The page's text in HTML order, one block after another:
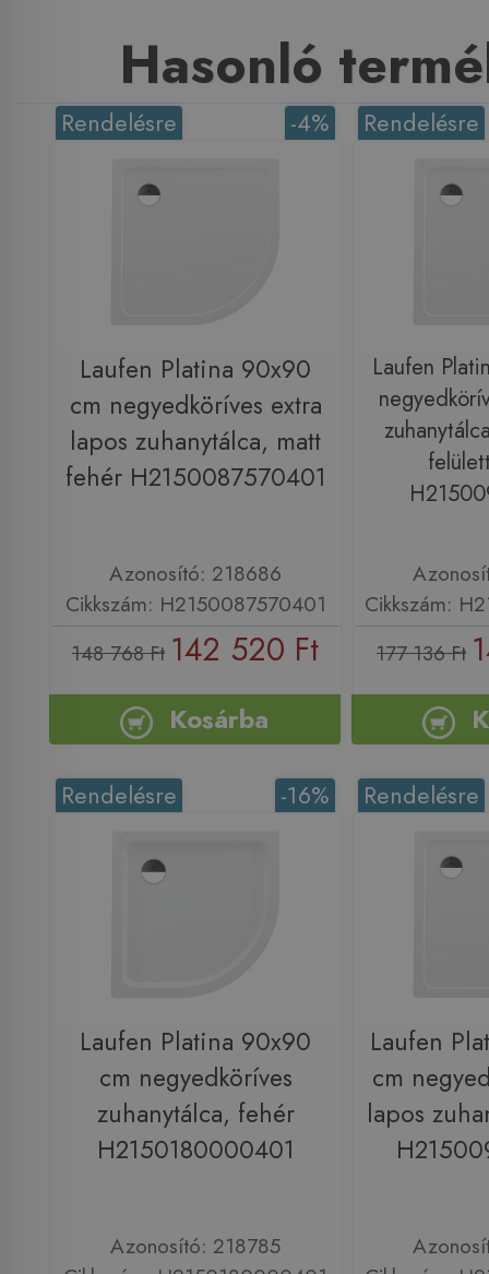
Hasonló
-4%
Rendelésre
Laufen Platina 90x90
cm negyedköríves extra
lapos zuhanytálca, matt
fehér H2150087570401
Azonosító: 218686
Cikkszám: H2150087570401
148 768 Ft 142 520 Ft
Kosárba
Rendelésre
Laufen
Cikkszám:
177 136 Ft
-16%
Rendelésre
Laufen Platina 90x90
cm negyedköríves
zuhanytálca, fehér
H2150180000401
Azonosító: 218785
Rendelésre
Laufen
cm
lapos